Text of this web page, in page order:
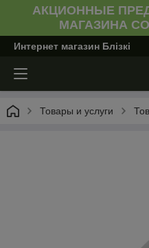
АКЦИОННЫЕ
МАГАЗИНА
Интернет магазин Блiзкi
Товары и услуги